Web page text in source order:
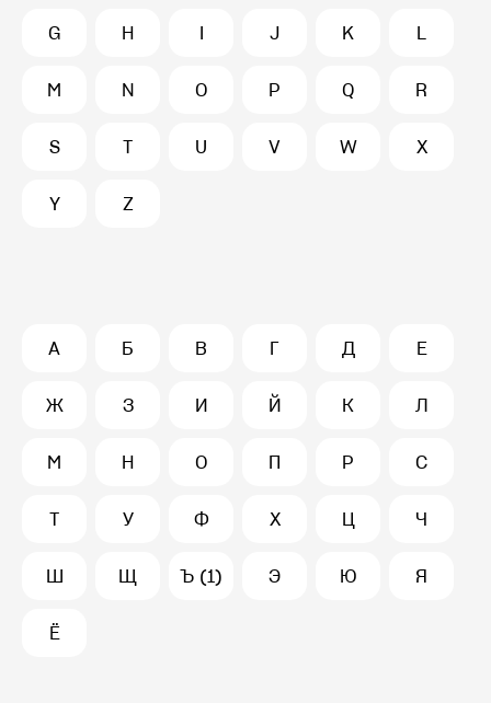
G H I J K L
M N O P Q R
S T U V W X
Y Z
А Б В Г Д Е
Ж З И Й К Л
М Н О П Р С
Т У Ф Х Ц Ч
Ш Щ Ъ (1) Э Ю Я
Ё